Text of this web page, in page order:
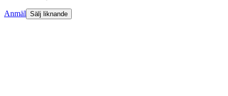
Anmäl Sälj liknande